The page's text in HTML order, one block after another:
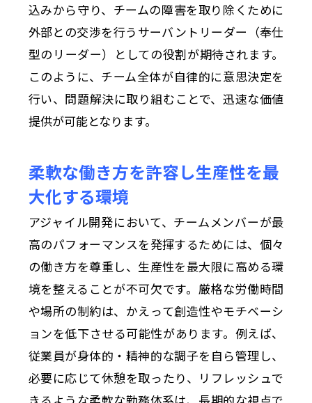
込みから守り、チームの障害を取り除くために
外部との交渉を行うサーバントリーダー（奉仕
型のリーダー）としての役割が期待されます。
このように、チーム全体が自律的に意思決定を
行い、問題解決に取り組むことで、迅速な価値
提供が可能となります。
柔軟な働き方を許容し生産性を最
大化する環境
アジャイル開発において、チームメンバーが最
高のパフォーマンスを発揮するためには、個々
の働き方を尊重し、生産性を最大限に高める環
境を整えることが不可欠です。厳格な労働時間
や場所の制約は、かえって創造性やモチベーシ
ョンを低下させる可能性があります。例えば、
従業員が身体的・精神的な調子を自ら管理し、
必要に応じて休憩を取ったり、リフレッシュで